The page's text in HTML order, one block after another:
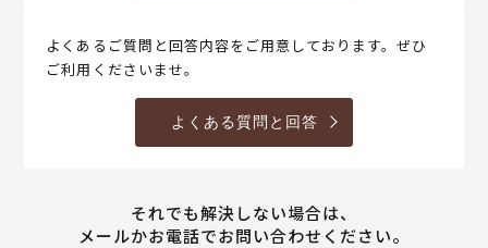
よくあるご質問と回答内容をご用意しております。ぜひ
ご利用くださいませ。
よくある質問と回答
それでも解決しない場合は、
メールかお電話でお問い合わせください。